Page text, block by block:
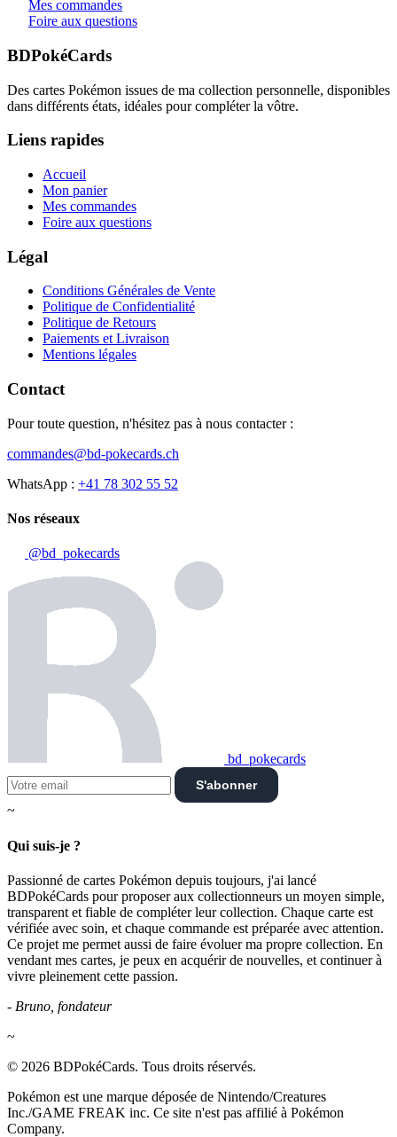
Mes commandes
Foire aux questions
BDPokéCards
Des cartes Pokémon issues de ma collection personnelle, disponibles
dans différents états, idéales pour compléter la vôtre.
Liens rapides
Accueil
Mon panier
Mes commandes
Foire aux questions
Légal
Conditions Générales de Vente
Politique de Confidentialité
Politique de Retours
Paiements et Livraison
Mentions légales
Contact
Pour toute question, n'hésitez pas à nous contacter :
commandes@bd-pokecards.ch
WhatsApp : +41 78 302 55 52
Nos réseaux
@bd_pokecards
bd_pokecards
S'abonner
~
Qui suis-je ?
Passionné de cartes Pokémon depuis toujours, j'ai lancé
BDPokéCards pour proposer aux collectionneurs un moyen simple,
transparent et fiable de compléter leur collection. Chaque carte est
vérifiée avec soin, et chaque commande est préparée avec attention.
Ce projet me permet aussi de faire évoluer ma propre collection. En
vendant mes cartes, je peux en acquérir de nouvelles, et continuer à
vivre pleinement cette passion.
- Bruno, fondateur
~
© 2026 BDPokéCards. Tous droits réservés.
Pokémon est une marque déposée de Nintendo/Creatures
Inc./GAME FREAK inc. Ce site n'est pas affilié à Pokémon
Company.